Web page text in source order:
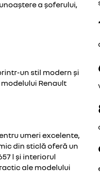
a șoferului,
un stil modern și
Renault
umeri excelente,
din sticlă oferă un
l și interiorul
ale modelului